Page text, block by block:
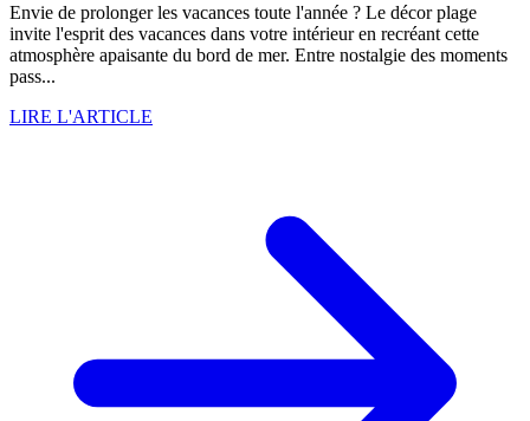
Envie de prolonger les vacances toute l'année ? Le décor plage
invite l'esprit des vacances dans votre intérieur en recréant cette
atmosphère apaisante du bord de mer. Entre nostalgie des moments
pass...
LIRE L'ARTICLE